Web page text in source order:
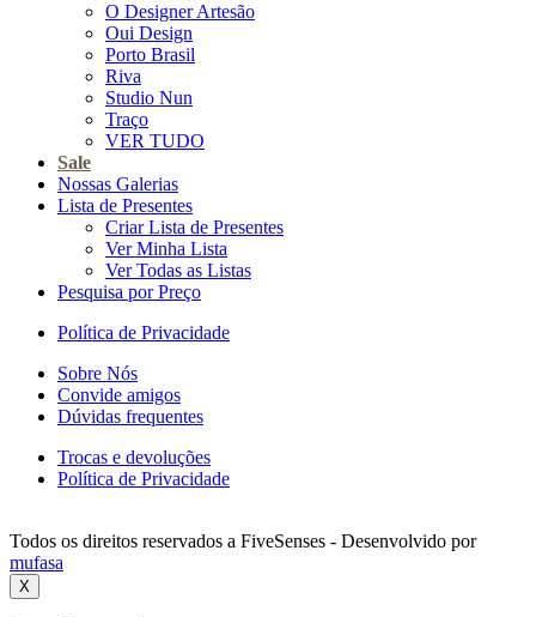
O Designer Artesão
Oui Design
Porto Brasil
Riva
Studio Nun
Traço
VER TUDO
Sale
Nossas Galerias
Lista de Presentes
Criar Lista de Presentes
Ver Minha Lista
Ver Todas as Listas
Pesquisa por Preço
Política de Privacidade
Sobre Nós
Convide amigos
Dúvidas frequentes
Trocas e devoluções
Política de Privacidade
Todos os direitos reservados a FiveSenses - Desenvolvido por
mufasa
X